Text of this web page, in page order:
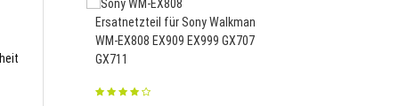
Ersatnetzteil für Sony Walkman
WM-EX808 EX909 EX999 GX707
GX711